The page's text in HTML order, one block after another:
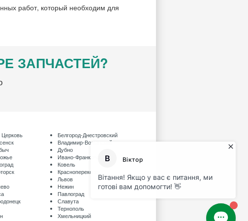
работ, который необходим для
ЗАПЧАСТЕЙ?
Церковь
Белгород-Днестровский
Владимир-Волынский
Дубно
Ивано-Франковск
Ковель
Красноперекопск
Львов
Нежин
Павлоград
Славута
Тернополь
Хмельницкий